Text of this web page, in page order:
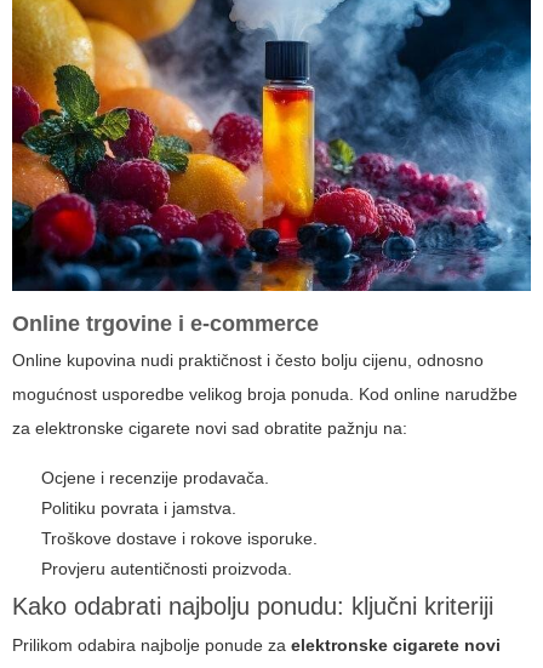
Online trgovine i e-commerce
Online kupovina nudi praktičnost i često bolju cijenu, odnosno
mogućnost usporedbe velikog broja ponuda. Kod online narudžbe
za elektronske cigarete novi sad obratite pažnju na:
Ocjene i recenzije prodavača.
Politiku povrata i jamstva.
Troškove dostave i rokove isporuke.
Provjeru autentičnosti proizvoda.
Kako odabrati najbolju ponudu: ključni kriteriji
Prilikom odabira najbolje ponude za elektronske cigarete novi